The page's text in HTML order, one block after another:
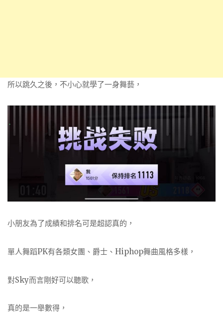
所以跳久之後，不小心就學了一身舞藝，
小朋友為了成績和排名可是超認真的，
單人舞蹈PK有各類女團、爵士、Hiphop舞曲風格多樣，
對Sky而言剛好可以聽歌，
真的是一舉數得，